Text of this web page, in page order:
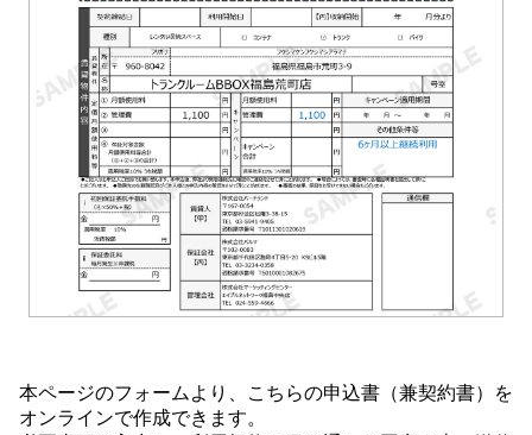
本ページのフォームより、こちらの申込書（兼契約書）を
オンラインで作成できます。